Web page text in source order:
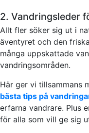
2. Vandringsleder
Allt fler söker sig ut i
äventyret och den
många uppskattade
vandringsområden.
Här ger vi tillsammans
bästa tips på
erfarna vandrare. Plus
för alla som vill ge sig